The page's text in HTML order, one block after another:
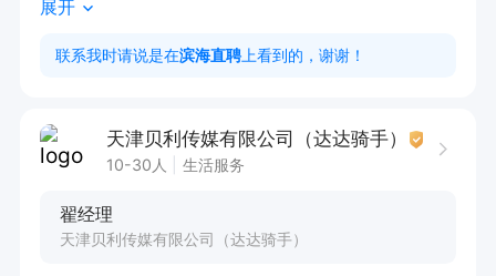
任职要求：
1. 具备相关配送工作经验者优先。
3. 持有有效的驾驶证，驾驶技能娴熟。
务。
5. 工作认真负责，有较强的责任心和团队协作精
展开
联系我时请说是在滨海直聘 上看到的，谢谢！
天津贝利传媒有限公司（达达骑手）
10-30人 生活服务
翟经理
天津贝利传媒有限公司（达达骑手）